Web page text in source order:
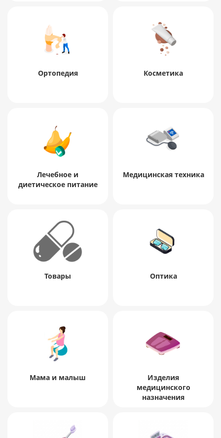
Ортопедия Косметика
Лечебное и
диетическое питание
Медицинская техника
Товары Оптика
Мама и малыш
Изделия
медицинского
назначения